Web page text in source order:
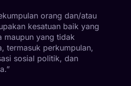
orang dan/atau
kesatuan baik yang
maupun yang tidak
termasuk perkumpulan,
sosial politik, dan